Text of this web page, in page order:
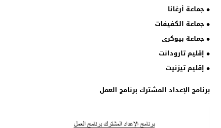
● جماعة أرغانا
● جماعة الكفيفات
● جماعة بيوكرى
● إقليم تارودانت
● إقليم تيزنيت
برنامج الإعداد المشترك برنامج العمل